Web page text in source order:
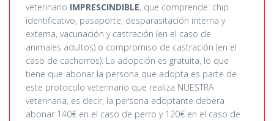
veterinario IMPRESCINDIBLE, que comprende: chip
identificativo, pasaporte, desparasitación interna y
externa, vacunación y castración (en el caso de
animales adultos) o compromiso de castración (en el
caso de cachorros). La adopción es gratuita, lo que
tiene que abonar la persona que adopta es parte de
este protocolo veterinario que realiza NUESTRA
veterinaria, es decir, la persona adoptante debera
abonar 140€ en el caso de perro y 120€ en el caso de